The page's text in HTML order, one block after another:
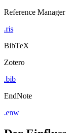
Reference Manager
.ris
BibTeX
Zotero
.bib
EndNote
.enw